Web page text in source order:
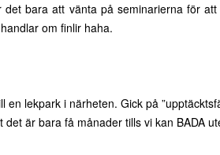
bara att vänta på seminarierna för
om finlir haha.
lekpark i närheten. Gick på
det är bara få månader tills vi kan BADA